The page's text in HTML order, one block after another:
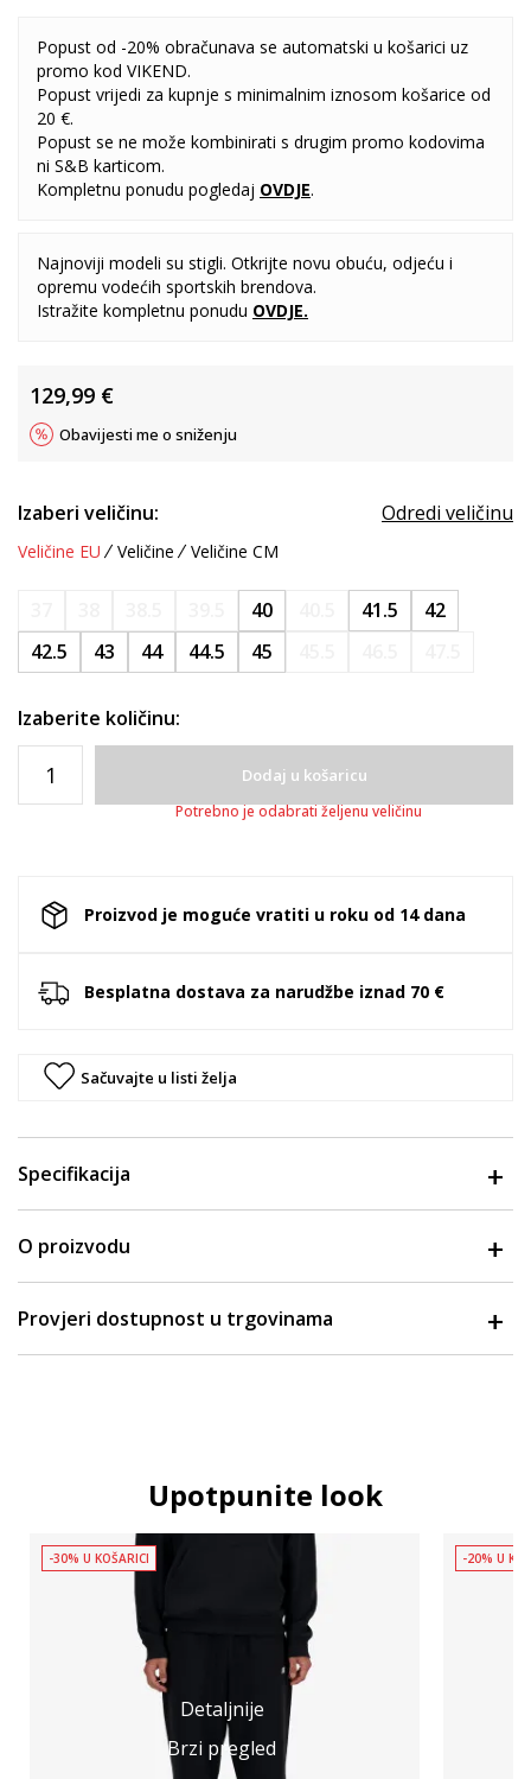
Popust od -20% obračunava se automatski u košarici uz
promo kod VIKEND.
Popust vrijedi za kupnje s minimalnim iznosom košarice od
20 €.
Popust se ne može kombinirati s drugim promo kodovima
ni S&B karticom.
Kompletnu ponudu pogledaj OVDJE.
Najnoviji modeli su stigli. Otkrijte novu obuću, odjeću i
opremu vodećih sportskih brendova.
Istražite kompletnu ponudu OVDJE.
129,99 €
Obavijesti me o sniženju
Izaberi veličinu: Odredi veličinu
Veličine EU Veličine Veličine CM
40 41.5
42
42.5
43 44 44.5 45
Izaberite količinu:
Dodaj u košaricu
Potrebno je odabrati željenu veličinu
Proizvod je moguće vratiti u roku od 14 dana
Besplatna dostava za narudžbe iznad 70 €
Sačuvajte u listi želja
Specifikacija
O proizvodu
Provjeri dostupnost u trgovinama
Upotpunite look
Detaljnije
Brzi pregled
-30% U KOŠARICI -20% U